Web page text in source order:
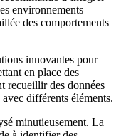
environnements
des comportements
innovantes pour
en place des
recueillir des données
différents éléments.
minutieusement. La